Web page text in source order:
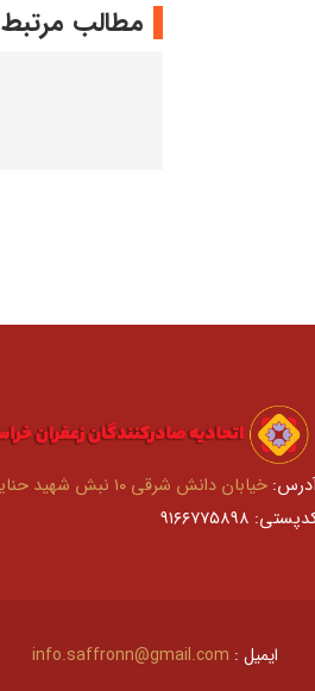
مطالب مرتبط
خیابان دانش شرقی ۱۰ نبش شهید حنایی ۸ پلاک ۳۱۴ طبقه اول
۹۱۶۶۷۷۵۸۹۸
ایمیل : info.saffronn@gmail.com